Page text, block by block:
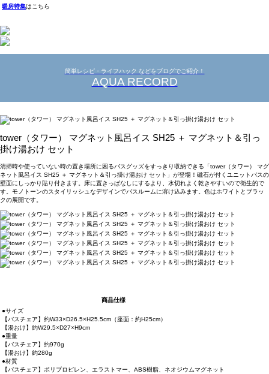
暖房特集はこちら
簡単レシピ・ライフハック などをブログでご紹介！
AQUA RECORD
tower（タワー） マグネット風呂イス SH25 ＋ マグネット＆引っ
掛け湯おけ セット
清掃時や使っていない時の置き場所に困るバスグッズをすっきり収納できる「tower（タワー） マグ
ネット風呂イス SH25 ＋ マグネット＆引っ掛け湯おけ セット」が登場！磁石が付くユニットバスの
壁面にしっかり貼り付きます。床に置きっぱなしにするより、水切れよく乾きやすいので衛生的で
す。モノトーンのスタイリッシュなデザインでバスルームに溶け込みます。色はホワイトとブラッ
クの展開です。
商品仕様
●サイズ
【バスチェア】約W33×D26.5×H25.5cm（座面：約H25cm）
【湯おけ】約W29.5×D27×H9cm
●重量
【バスチェア】約970g
【湯おけ】約280g
●材質
【バスチェア】ポリプロピレン、エラストマー、ABS樹脂、ネオジウムマグネット